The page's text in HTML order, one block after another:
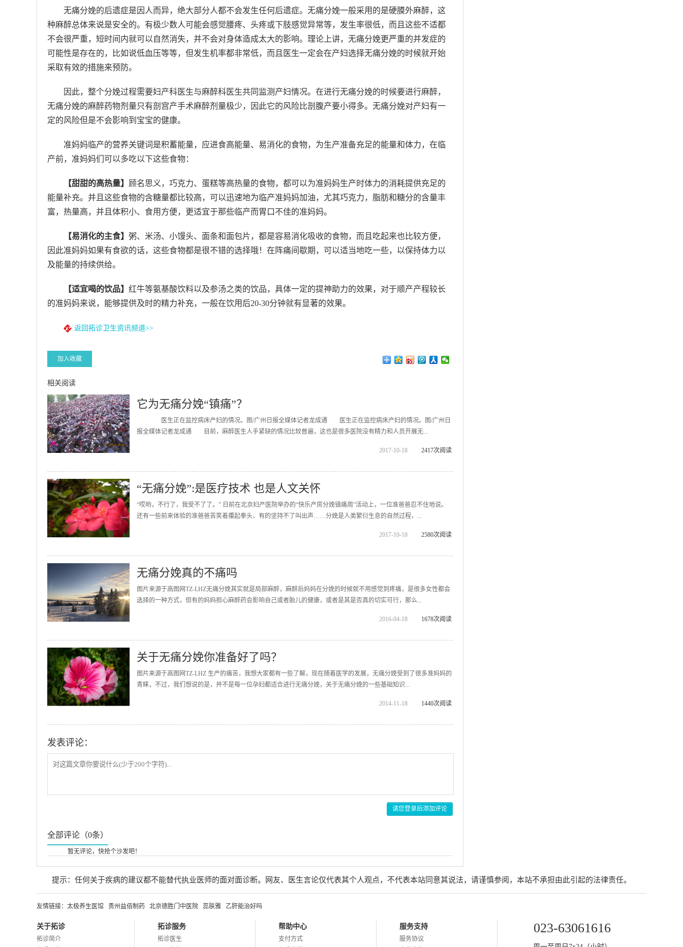
无痛分娩的后遗症是因人而异，绝大部分人都不会发生任何后遗症。无痛分娩一般采用的是硬膜外麻醉，这
种麻醉总体来说是安全的。有极少数人可能会感觉腰疼、头疼或下肢感觉异常等，发生率很低，而且这些不适都
不会很严重，短时间内就可以自然消失，并不会对身体造成太大的影响。理论上讲，无痛分娩更严重的并发症的
可能性是存在的，比如说低血压等等，但发生机率都非常低，而且医生一定会在产妇选择无痛分娩的时候就开始
采取有效的措施来预防。
因此，整个分娩过程需要妇产科医生与麻醉科医生共同监测产妇情况。在进行无痛分娩的时候要进行麻醉，
无痛分娩的麻醉药物剂量只有剖宫产手术麻醉剂量极少，因此它的风险比剖腹产要小得多。无痛分娩对产妇有一
定的风险但是不会影响到宝宝的健康。
准妈妈临产的营养关键词是积蓄能量，应进食高能量、易消化的食物，为生产准备充足的能量和体力，在临
产前，准妈妈们可以多吃以下这些食物：
【甜甜的高热量】 顾名思义，巧克力、蛋糕等高热量的食物，都可以为准妈妈生产时体力的消耗提供充足的
能量补充。并且这些食物的含糖量都比较高，可以迅速地为临产准妈妈加油，尤其巧克力，脂肪和糖分的含量丰
富，热量高，并且体积小、食用方便，更适宜于那些临产而胃口不佳的准妈妈。
【易消化的主食】 粥、米汤、小馒头、面条和面包片，都是容易消化吸收的食物，而且吃起来也比较方便，
因此准妈妈如果有食欲的话，这些食物都是很不错的选择哦！在阵痛间歇期，可以适当地吃一些，以保持体力以
及能量的持续供给。
【适宜喝的饮品】 红牛等氨基酸饮料以及参汤之类的饮品，具体一定的提神助力的效果，对于顺产产程较长
的准妈妈来说，能够提供及时的精力补充，一般在饮用后20-30分钟就有显著的效果。
返回拓诊卫生资讯频道>>
加入收藏
相关阅读
它为无痛分娩“镇痛”？
医生正在监控病床产妇的情况。图/广州日报全媒体记者龙成通 医生正在监控病床产妇的情况。图/广州日
报全媒体记者龙成通 目前，麻醉医生人手紧缺的情况比较普遍，这也是很多医院没有精力和人员开展无...
2017-10-18 2417次阅读
“无痛分娩”:是医疗技术 也是人文关怀
“哎哟，不行了，我受不了了。” 日前在北京妇产医院举办的“快乐产房分娩镇痛周”活动上，一位准爸爸忍不住地说。
还有一些前来体验的准爸爸苦笑着攥起拳头、有的坚持不了叫出声……分娩是人类繁衍生息的自然过程，...
2017-10-18 2580次阅读
无痛分娩真的不痛吗
图片来源于高图网TZ-LHZ无痛分娩其实就是局部麻醉，麻醉后妈妈在分娩的时候就不用感觉到疼痛，是很多女性都会
选择的一种方式，但有的妈妈担心麻醉药会影响自己或者胎儿的健康，或者是其是否真的切实可行，那么...
2016-04-18 1678次阅读
关于无痛分娩你准备好了吗？
图片来源于高图网TZ-LHZ 生产的痛苦，我想大家都有一些了解，现在随着医学的发展，无痛分娩受到了很多准妈妈的
青睐，不过，我们想说的是，并不是每一位孕妇都适合进行无痛分娩，关于无痛分娩的一些基础知识...
2014-11-18 1440次阅读
发表评论：
请您登录后添加评论
全部评论（0条）
暂无评论，快抢个沙发吧！
提示：任何关于疾病的建议都不能替代执业医师的面对面诊断。网友、医生言论仅代表其个人观点，不代表本站同意其说法，请谨慎参阅，本站不承担由此引起的法律责任。
友情链接： 太极养生医馆 贵州益佰制药 北京德胜门中医院 蕊肤雅 乙肝能治好吗
关于拓诊
拓诊简介
拓诊服务
拓诊医生
帮助中心
支付方式
服务支持
服务协议
023-63061616